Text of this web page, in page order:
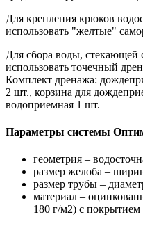
Для крепления крюков
использовать "желтые"
Для сбора воды,
использовать точечный
Комплект дренажа:
2 шт., корзина для
водоприемная 1 шт.
Параметры системы
геометрия –
размер желоба –
размер трубы –
материал –
180 г/м2) с покрытием